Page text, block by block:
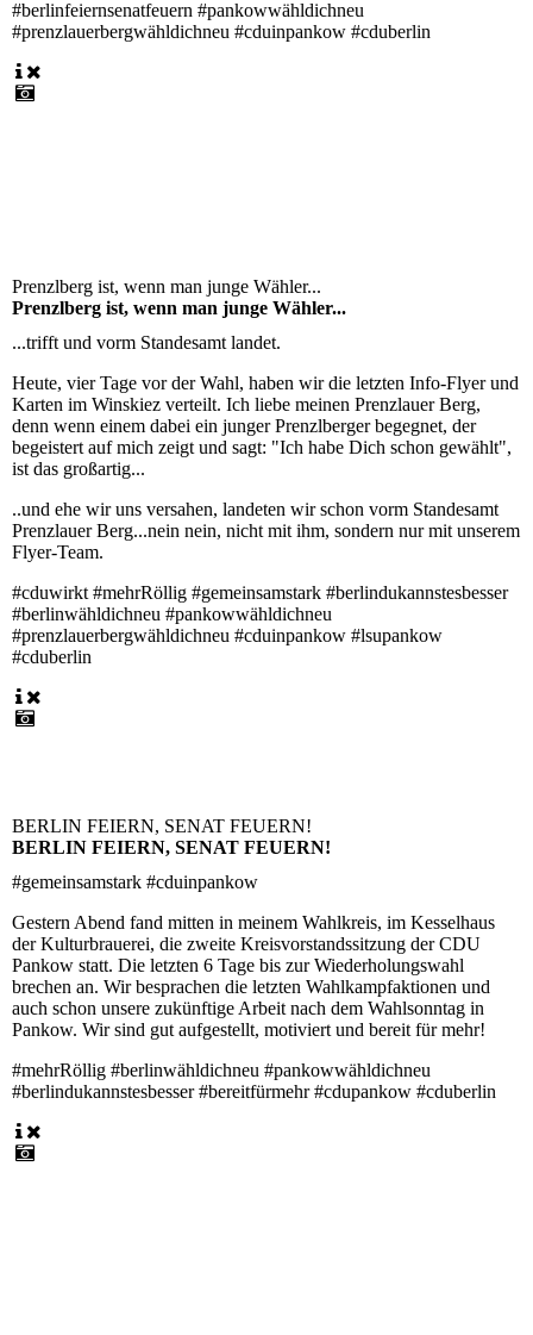
#berlinfeiernsenatfeuern #pankowwähldichneu
#prenzlauerbergwähldichneu #cduinpankow #cduberlin
Prenzlberg ist, wenn man junge Wähler...
Prenzlberg ist, wenn man junge Wähler...
...trifft und vorm Standesamt landet.
Heute, vier Tage vor der Wahl, haben wir die letzten Info-Flyer und
Karten im Winskiez verteilt. Ich liebe meinen Prenzlauer Berg,
denn wenn einem dabei ein junger Prenzlberger begegnet, der
begeistert auf mich zeigt und sagt: "Ich habe Dich schon gewählt",
ist das großartig...
..und ehe wir uns versahen, landeten wir schon vorm Standesamt
Prenzlauer Berg...nein nein, nicht mit ihm, sondern nur mit unserem
Flyer-Team.
#cduwirkt #mehrRöllig #gemeinsamstark #berlindukannstesbesser
#berlinwähldichneu #pankowwähldichneu
#prenzlauerbergwähldichneu #cduinpankow #lsupankow
#cduberlin
BERLIN FEIERN, SENAT FEUERN!
BERLIN FEIERN, SENAT FEUERN!
#gemeinsamstark #cduinpankow
Gestern Abend fand mitten in meinem Wahlkreis, im Kesselhaus
der Kulturbrauerei, die zweite Kreisvorstandssitzung der CDU
Pankow statt. Die letzten 6 Tage bis zur Wiederholungswahl
brechen an. Wir besprachen die letzten Wahlkampfaktionen und
auch schon unsere zukünftige Arbeit nach dem Wahlsonntag in
Pankow. Wir sind gut aufgestellt, motiviert und bereit für mehr!
#mehrRöllig #berlinwähldichneu #pankowwähldichneu
#berlindukannstesbesser #bereitfürmehr #cdupankow #cduberlin